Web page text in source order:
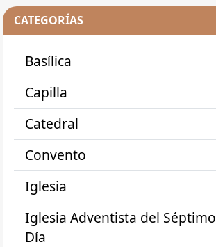
CATEGORÍAS
Basílica
Capilla
Catedral
Convento
Iglesia
Iglesia Adventista del Séptimo
Día